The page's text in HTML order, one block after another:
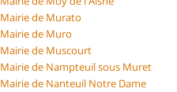
Mairie de Murato
Mairie de Muro
Mairie de Muscourt
Mairie de Nampteuil sous Muret
Mairie de Nanteuil Notre Dame